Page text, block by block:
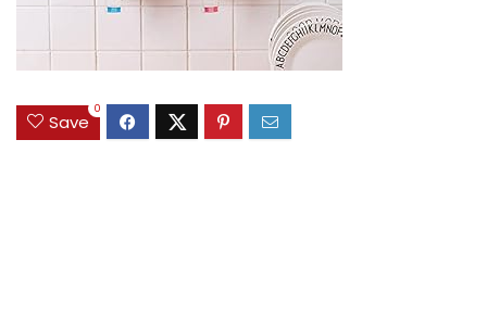
Save
0